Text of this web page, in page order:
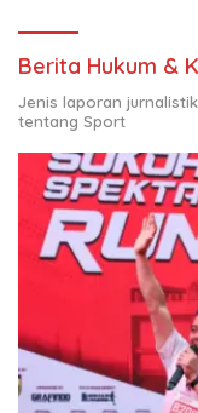
Berita Hukum &
Jenis laporan
tentang Sport